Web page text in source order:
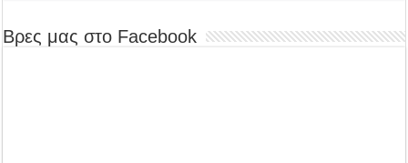
Βρες μας στο Facebook